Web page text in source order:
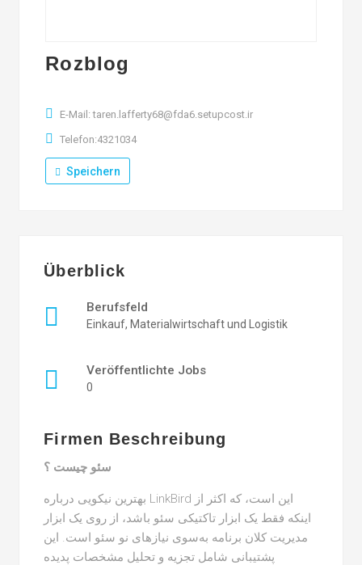
Rozblog
E-Mail: taren.lafferty68@fda6.setupcost.ir
Telefon:4321034
Speichern
Überblick
Berufsfeld
Einkauf, Materialwirtschaft und Logistik
Veröffentlichte Jobs
0
Firmen Beschreibung
سئو چیست ؟
بهترین نیکویی درباره LinkBird این است، که اکثر از
اینکه فقط یک ابزار تاکتیکی سئو باشد، از روی یک ابزار
مدیریت کلان برنامه به‌سوی نیازهای نو سئو است. این
پشتیبانی شامل تجزیه و تحلیل مشخصات پدیده